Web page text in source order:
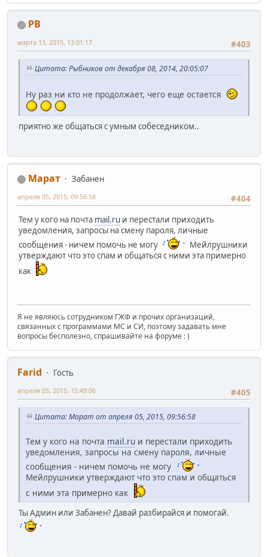
РВ
#403
марта 13, 2015, 13:01:17
Цитата: Рыбников от декабря 08, 2014, 20:05:07
Ну раз ни кто не продолжает, чего еще остается
приятно же общаться с умным собеседником..
Марат
Забанен
#404
апреля 05, 2015, 09:56:58
Тем у кого на почта mail.ru и перестали приходить
уведомления, запросы на смену пароля, личные
сообщения - ничем помочь не могу
Мейлрушники
утверждают что это спам и общаться с ними эта примерно
как
Я не являюсь сотрудником ГЖФ и прочих организаций,
связанных с программами МС и СИ, поэтому задавать мне
вопросы бесполезно, спрашивайте на форуме : )
Farid
Гость
#405
апреля 05, 2015, 15:49:06
Цитата: Марат от апреля 05, 2015, 09:56:58
Тем у кого на почта mail.ru и перестали приходить
уведомления, запросы на смену пароля, личные
сообщения - ничем помочь не могу
Мейлрушники утверждают что это спам и общаться
с ними эта примерно как
Ты Админ или Забанен? Давай разбирайся и помогай.